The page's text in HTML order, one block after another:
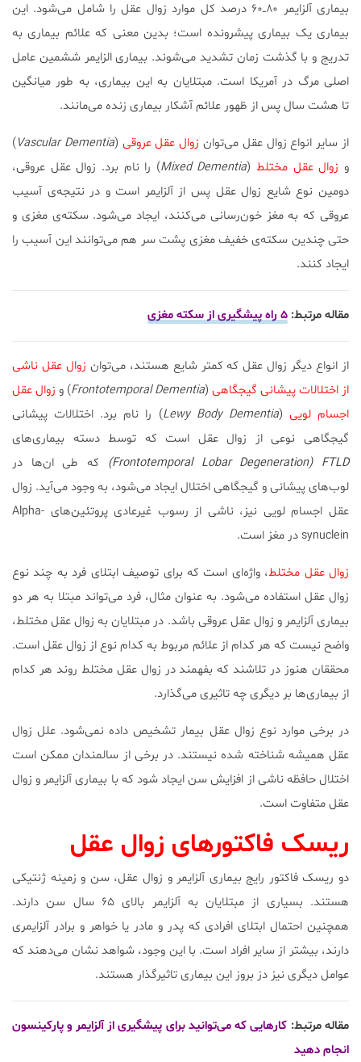
بیماری آلزایمر ۸۰ــ۶۰ درصد کل موارد زوال عقل را شامل می‌شود. این
بیماری یک بیماری پیشرونده است؛ بدین معنی که علائم بیماری به
تدریج و با گذشت زمان تشدید می‌شوند. بیماری الزایمر ششمین عامل
اصلی مرگ در آمریکا است. مبتلایان به این بیماری، به طور میانگین
تا هشت سال پس از ظهور علائم آشکار بیماری زنده می‌مانند.
از سایر انواع زوال عقل می‌توان زوال عقل عروقی (
Vascular Dementia
)
و زوال عقل مختلط(
Mixed Dementia) را نام برد. زوال عقل عروقی،
دومین نوع شایع زوال عقل پس از آلزایمر است و در نتیجه‌ی آسیب
عروقی که به مغز خون‌رسانی می‌کنند، ایجاد می‌شود. سکته‌‌ی مغزی و
حتی چندین سکته‌‌ی خفیف مغزی پشت سر هم می‌توانند این آسیب را
ایجاد کنند.
مقاله مرتبط: ۵ راه پیشگیری از سکته مغزی
از انواع دیگر زوال عقل که کمتر شایع هستند، می‌توان زوال عقل ناشی
از اختلالات پیشانی گیجگاهی (
Frontotemporal Dementia) و زوال عقل
اجسام لویی (
Lewy Body Dementia) را نام برد. اختلالات پیشانی
گیجگاهی نوعی از زوال عقل است که توسط دسته بیماری‌های
Frontotemporal Lobar Degeneration) FTLD)
که طی ان‌ها در
لوب‌های پیشانی و گیجگاهی اختلال ایجاد می‌شود، به وجود می‌آید. زوال
عقل اجسام لویی نیز، ناشی از رسوب غیرعادی پروتئین‌های Alpha-
synuclein در مغز است.
زوال عقل مختلط، واژه‌ای است که برای توصیف ابتلای فرد به چند نوع
زوال عقل استفاده می‌شود. به عنوان مثال، فرد می‌تواند مبتلا به هر دو
بیماری آلزایمر و زوال عقل عروقی باشد. در مبتلایان به زوال عقل مختلط،
واضح نیست که هر کدام از علائم مربوط به کدام نوع از زوال عقل است.
محققان هنوز در تلاشند که بفهمند در زوال عقل مختلط روند هر کدام
از بیماری‌ها بر دیگری چه تاثیری می‌گذارد.
در برخی موارد نوع زوال عقل بیمار تشخیص داده نمی‌شود. علل زوال
عقل همیشه شناخته شده نیستند. در برخی از سالمندان ممکن است
اختلال حافظه ناشی از افزایش سن ایجاد شود که با بیماری آلزایمر و زوال
عقل متفاوت است.
ریسک فاکتورهای زوال عقل
دو ریسک فاکتور رایج بیماری آلزایمر و زوال عقل، سن و زمینه ژنتیکی
هستند. بسیاری از مبتلایان به آلزایمر بالای ۶۵ سال سن دارند.
همچنین احتمال ابتلای افرادی که پدر و مادر یا خواهر و برادر آلزایمری
دارند، بیشتر از سایر افراد است. با این وجود، شواهد نشان می‌دهند که
عوامل دیگری نیز دز بروز این بیماری تاثیرگذار هستند.
مقاله مرتبط: کارهایی که می‌توانید برای پیشگیری از آلزایمر و پارکینسون
انجام دهید